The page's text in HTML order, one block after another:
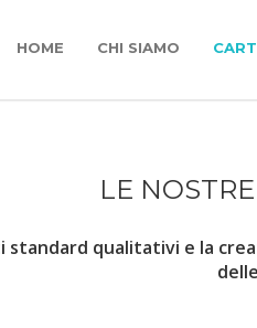
HOME CHI SIAMO
LE
qualitativi e la